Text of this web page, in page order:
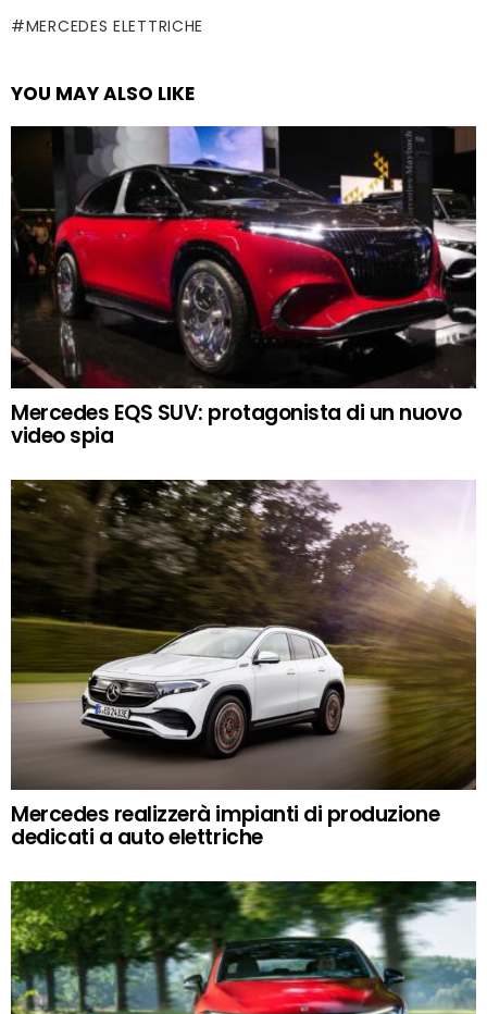
MERCEDES ELETTRICHE
YOU MAY ALSO LIKE
Mercedes EQS SUV: protagonista di un nuovo
video spia
Mercedes realizzerà impianti di produzione
dedicati a auto elettriche